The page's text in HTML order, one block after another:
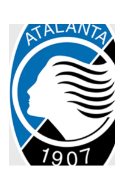
Lazio
su
Maldini?
A
Bergamo
piacciono
Dele-
Bashiru
e
Castellanos,
ma